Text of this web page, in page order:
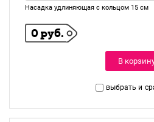
Насадка удлиняющая с кольцом 15 см
0 руб.
В
выбрать и